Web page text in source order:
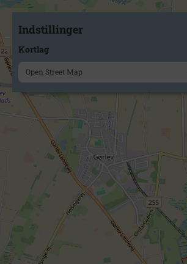
Indstillinger
Kortlag
Open Street Map